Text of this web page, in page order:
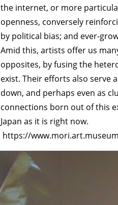
the internet, or more
openness, conversely
by political bias; and ever-
Amid this, artists offer us
opposites, by fusing the
exist. Their efforts also serve
down, and perhaps even as
connections born out of this
Japan as it is right now.
https://